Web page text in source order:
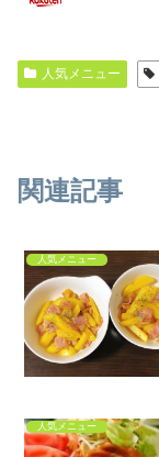
人気メニュー
関連記事
人気メニュー
人気メニュー